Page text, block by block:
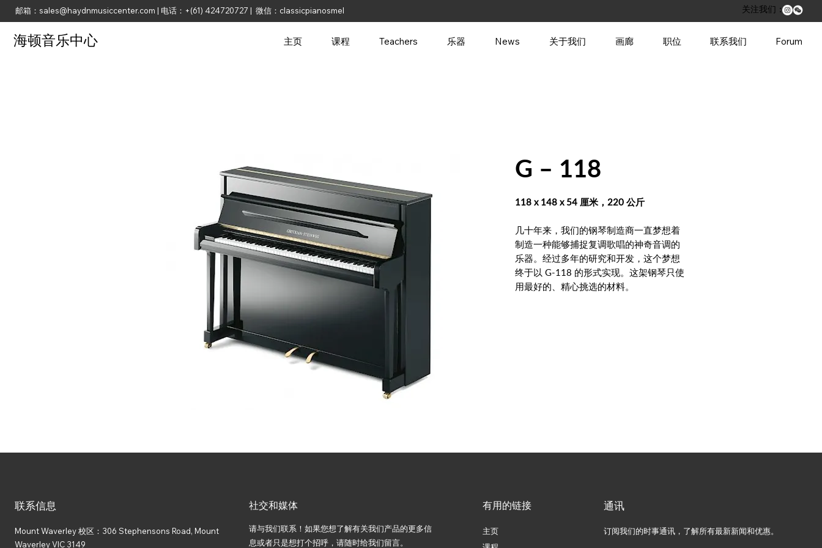
邮箱： sales@haydnmusiccenter.com | 电话：+(61) 424720727 | 微信：classicpianosmel ​关注我们：
海顿音乐中心 主页 课程 Teachers 乐器 News 关于我们 画廊 职位 联系我们 Forum
G – 118
118 x 148 x 54 厘米，220 公斤
几十年来，我们的钢琴制造商一直梦想着
制造一种能够捕捉复调歌唱的神奇音调的
乐器。经过多年的研究和开发，这个梦想
终于以 G-118 的形式实现。这架钢琴只使
用最好的、精心挑选的材料。
联系信息
Mount Waverley 校区：306 Stephensons Road, Mount
Waverley VIC 3149
社交和媒体
请与我们联系！如果您想了解有关我们产品的更多信
息或者只是想打个招呼，请随时给我们留言。
有用的链接
主页
通讯
订阅我们的时事通讯，了解所有最新新闻和优惠。